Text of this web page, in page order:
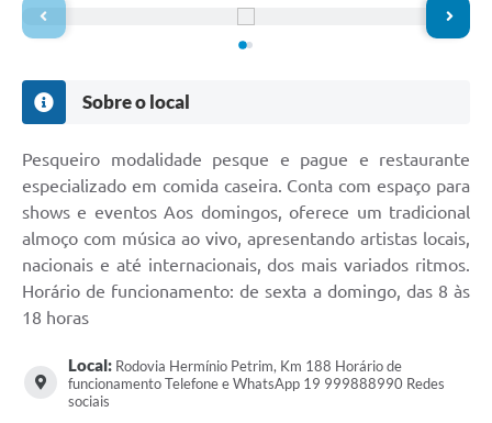
Sobre o local
Pesqueiro modalidade pesque e pague e restaurante
especializado em comida caseira. Conta com espaço para
shows e eventos Aos domingos, oferece um tradicional
almoço com música ao vivo, apresentando artistas locais,
nacionais e até internacionais, dos mais variados ritmos.
Horário de funcionamento: de sexta a domingo, das 8 às
18 horas
Local: Rodovia Hermínio Petrim, Km 188 Horário de
funcionamento Telefone e WhatsApp 19 999888990 Redes
sociais